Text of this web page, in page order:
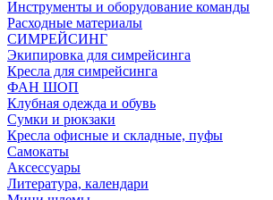
Инструменты и оборудование команды
Расходные материалы
СИМРЕЙСИНГ
Экипировка для симрейсинга
Кресла для симрейсинга
ФАН ШОП
Клубная одежда и обувь
Сумки и рюкзаки
Кресла офисные и складные, пуфы
Самокаты
Аксессуары
Литература, календари